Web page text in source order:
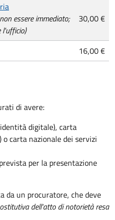
essere immediato;
30,00 €
16,00 €
di avere:
digitale), carta
o carta nazionale dei servizi
per la presentazione
da un procuratore, che deve
dell'atto di notorietà resa